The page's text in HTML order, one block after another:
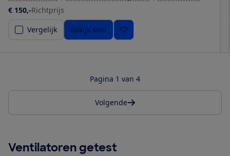
€ 150,-Richtprijs
Vergelijk
Bekijk snel
Pagina 1 van 4
Volgende
Ventilatoren getest